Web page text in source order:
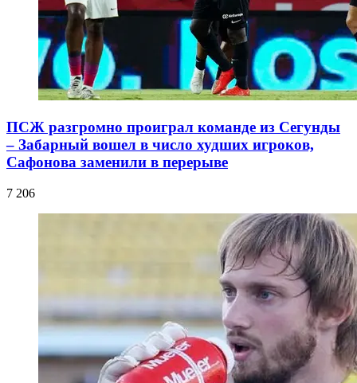
ПСЖ разгромно проиграл команде из Сегунды
– Забарный вошел в число худших игроков,
Сафонова заменили в перерыве
7 206